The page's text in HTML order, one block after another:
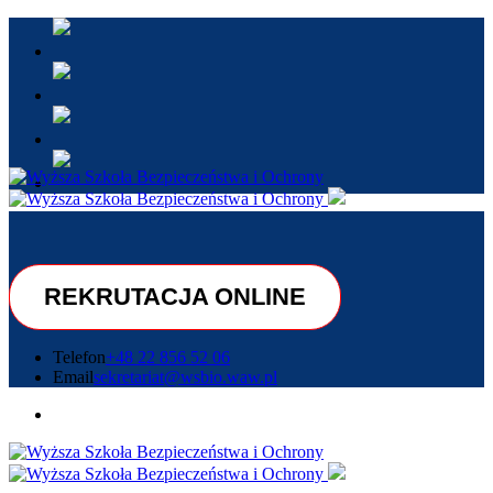
REKRUTACJA ONLINE
Telefon+48 22 856 52 06
Emailsekretariat@wsbio.waw.pl